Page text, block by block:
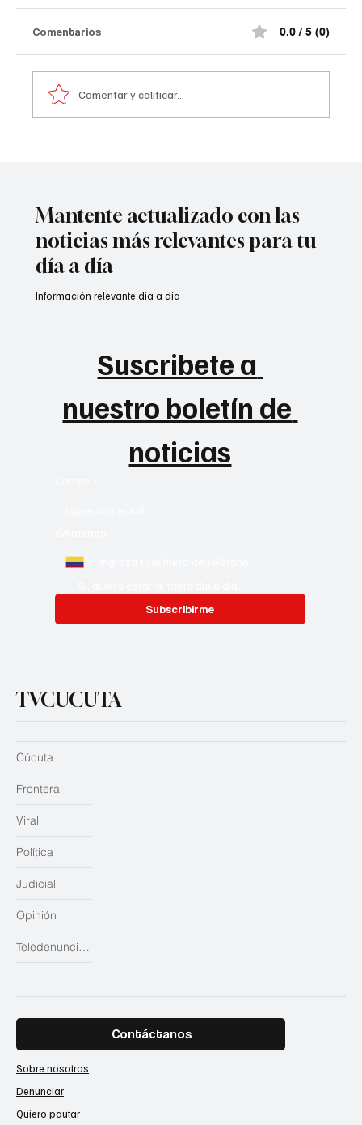
Comentarios 0.0 / 5 (0)
Comentar y calificar...
Mantente actualizado con las
noticias más relevantes para tu
día a día
Suscribete a
nuestro boletín de
noticias
Subscribirme
Información relevante día a día
TVCUCUTA
Judicial
Opinión
Teledenuncias
Cúcuta
Frontera
Viral
Política
Contáctanos
Sobre nosotros
Denunciar
Quiero pautar